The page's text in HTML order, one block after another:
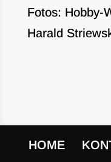
Fotos: Hobby-
Harald
HOME